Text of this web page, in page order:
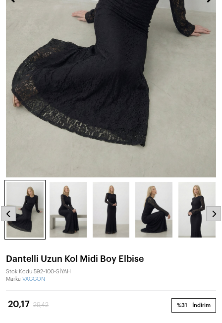
Dantelli Uzun Kol Midi Boy Elbise
Stok Kodu 592-100-SİYAH
Marka VAGGON
%31 İndirim
20,17 29,42